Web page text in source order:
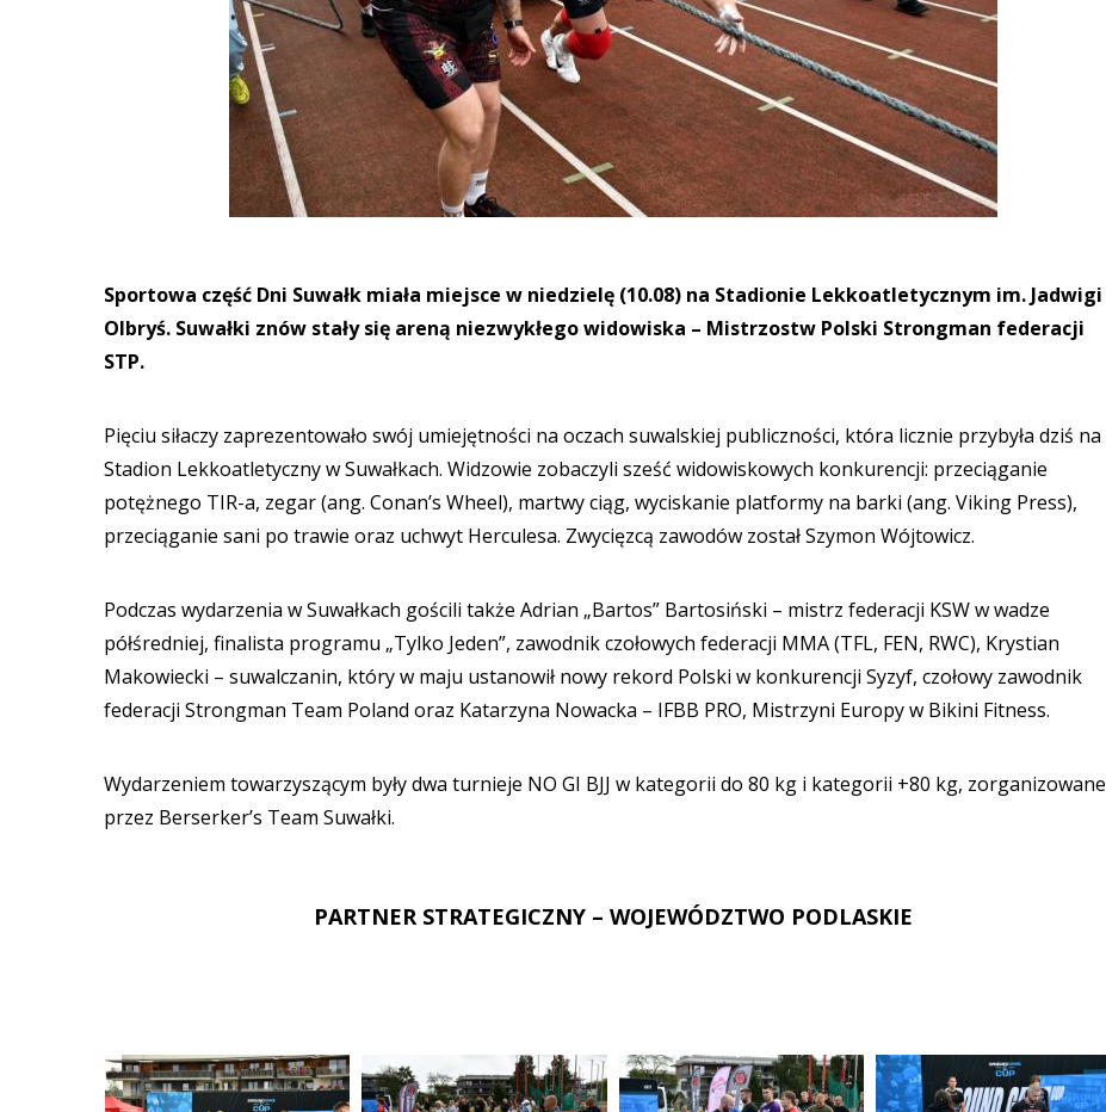
Sportowa część Dni Suwałk miała miejsce w niedzielę (10.08) na Stadionie Lekkoatletycznym im. Jadwigi
Olbryś. Suwałki znów stały się areną niezwykłego widowiska – Mistrzostw Polski Strongman federacji
STP.
Pięciu siłaczy zaprezentowało swój umiejętności na oczach suwalskiej publiczności, która licznie przybyła dziś na
Stadion Lekkoatletyczny w Suwałkach. Widzowie zobaczyli sześć widowiskowych konkurencji: przeciąganie
potężnego TIR-a, zegar (ang. Conan’s Wheel), martwy ciąg, wyciskanie platformy na barki (ang. Viking Press),
przeciąganie sani po trawie oraz uchwyt Herculesa. Zwycięzcą zawodów został Szymon Wójtowicz.
Podczas wydarzenia w Suwałkach gościli także Adrian „Bartos” Bartosiński – mistrz federacji KSW w wadze
półśredniej, finalista programu „Tylko Jeden”, zawodnik czołowych federacji MMA (TFL, FEN, RWC), Krystian
Makowiecki – suwalczanin, który w maju ustanowił nowy rekord Polski w konkurencji Syzyf, czołowy zawodnik
federacji Strongman Team Poland oraz Katarzyna Nowacka – IFBB PRO, Mistrzyni Europy w Bikini Fitness.
Wydarzeniem towarzyszącym były dwa turnieje NO GI BJJ w kategorii do 80 kg i kategorii +80 kg, zorganizowane
przez Berserker’s Team Suwałki.
PARTNER STRATEGICZNY – WOJEWÓDZTWO PODLASKIE